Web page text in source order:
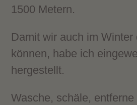
1500 Metern.
Damit wir auch im Winter
können, habe ich
hergestellt.
Wasche, schäle,